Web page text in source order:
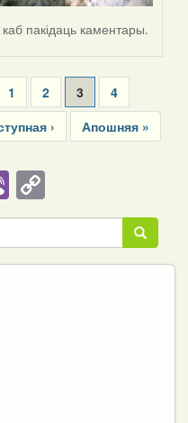
каб пакідаць каментары.
Page
1 Page
2
Current
page
3 Page
4
›
Last
page
Апошняя »
ViberCopy
Link Пошук
Пошук